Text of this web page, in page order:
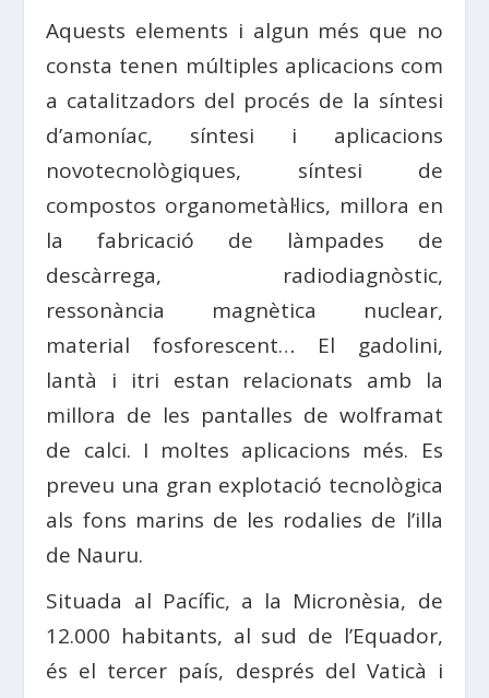
Aquests elements i algun més que no
consta tenen múltiples aplicacions com
a catalitzadors del procés de la síntesi
d’amoníac, síntesi i aplicacions
novotecnològiques, síntesi de
compostos organometàl·lics, millora en
la fabricació de làmpades de
descàrrega, radiodiagnòstic,
ressonància magnètica nuclear,
material fosforescent… El gadolini,
lantà i itri estan relacionats amb la
millora de les pantalles de wolframat
de calci. I moltes aplicacions més. Es
preveu una gran explotació tecnològica
als fons marins de les rodalies de l’illa
de Nauru.
Situada al Pacífic, a la Micronèsia, de
12.000 habitants, al sud de l’Equador,
és el tercer país, després del Vaticà i